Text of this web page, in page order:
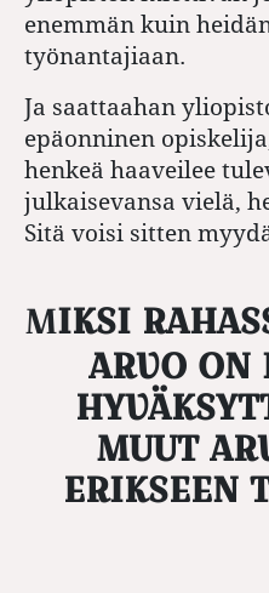
enemmän kuin
työnantajiaan.
Ja saattaahan
epäonninen
henkeä haaveilee
julkaisevansa vielä,
Sitä voisi sitten
MIKSI RAHASSA MITATTAVA
ARVO ON
MUUT
ERIKSEEN